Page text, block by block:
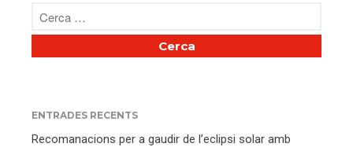
ENTRADES RECENTS
Recomanacions per a gaudir de l’eclipsi solar amb